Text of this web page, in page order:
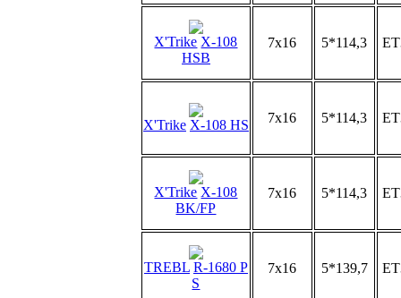
X'Trike X-108
HSB
7x16 5*114,3
X'Trike X-108 HS 7x16 5*114,3
X'Trike X-108
BK/FP
7x16 5*114,3
TREBL R-1680 P
S
7x16 5*139,7